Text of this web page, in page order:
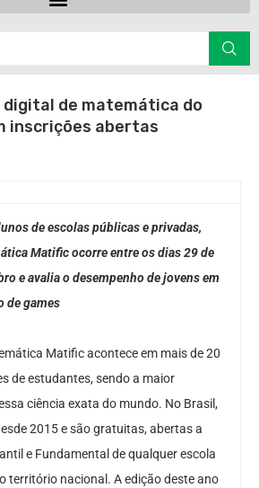
digital de matemática do
inscrições abertas
de escolas públicas e privadas,
Matific ocorre entre os dias 29 de
e avalia o desempenho de jovens em
de games
Matific acontece em mais de 20
de estudantes, sendo a maior
ciência exata do mundo. No Brasil,
2015 e são gratuitas, abertas a
e Fundamental de qualquer escola
território nacional. A edição deste ano